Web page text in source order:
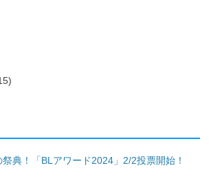
典！「BLアワード2024」2/2投票開始！